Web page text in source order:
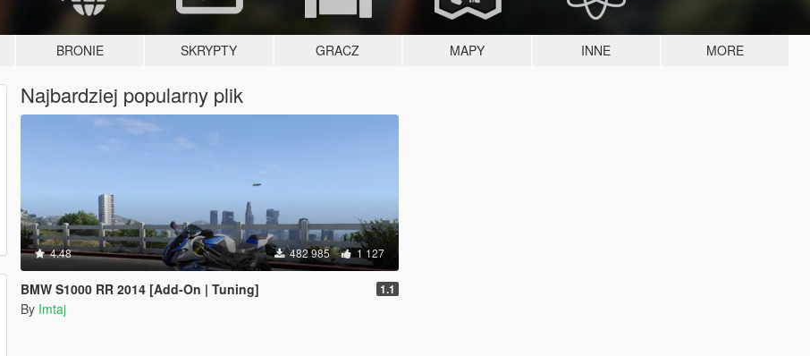
BRONIE SKRYPTY GRACZ MAPY INNE MORE
Najbardziej popularny plik
4.48 482 985 1 127
BMW S1000 RR 2014 [Add-On | Tuning] 1.1
By Imtaj